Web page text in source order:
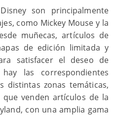
son principalmente
como Mickey Mouse y la
muñecas, artículos de
de edición limitada y
satisfacer el deseo de
las correspondientes
distintas zonas temáticas,
venden artículos de la
con una amplia gama